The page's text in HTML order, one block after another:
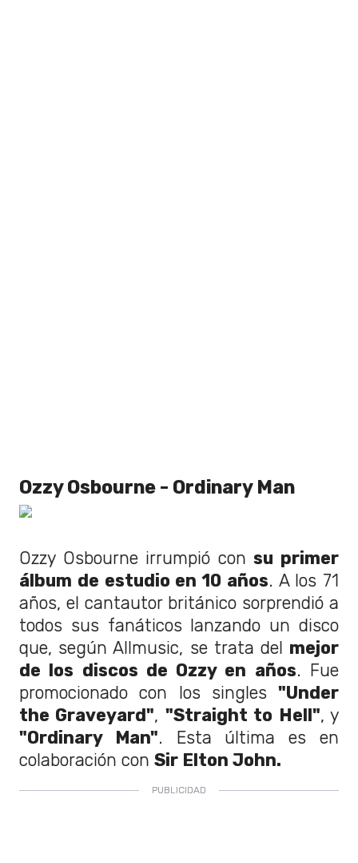
Ozzy Osbourne - Ordinary Man
Ozzy Osbourne irrumpió consu primer
álbum de estudio en 10 años. A los 71
años, el cantautor británico sorprendió a
todos sus fanáticos lanzando un disco
que, según Allmusic, se trata del mejor
de los discos de Ozzy en años. Fue
promocionado con los singles "Under
the Graveyard", "Straight to Hell", y
"Ordinary Man". Esta última es en
colaboración con Sir Elton John.